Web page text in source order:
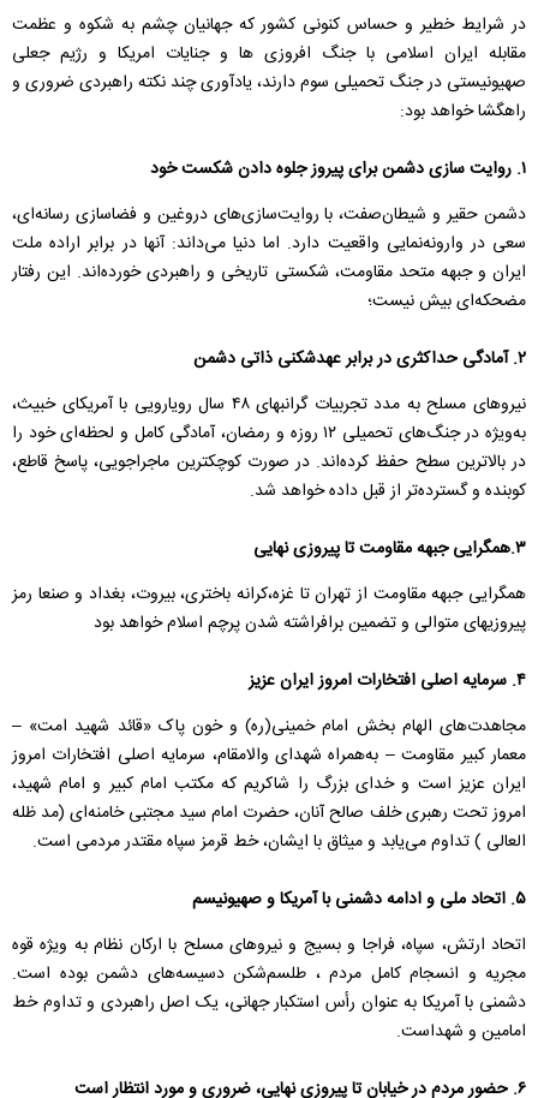
در شرایط خطیر و حساس کنونی کشور که جهانیان چشم به شکوه و عظمت
مقابله ایران اسلامی با جنگ افروزی ها و جنایات امریکا و رژیم جعلی
صهیونیستی در جنگ تحمیلی سوم دارند، یادآوری چند نکته راهبردی ضروری و
راهگشا خواهد بود:
۱. روایت سازی دشمن برای پیروز جلوه دادن شکست خود
دشمن حقیر و شیطان‌صفت، با روایت‌سازی‌های دروغین و فضاسازی رسانه‌ای،
سعی در وارونه‌نمایی واقعیت دارد. اما دنیا می‌داند: آنها در برابر اراده ملت
ایران و جبهه متحد مقاومت، شکستی تاریخی و راهبردی خورده‌اند. این رفتار
مضحکه‌ای بیش نیست؛
۲. آمادگی حداکثری در برابر عهدشکنی ذاتی دشمن
نیروهای مسلح به مدد تجربیات گرانبهای ۴۸ سال رویارویی با آمریکای خبیث،
به‌ویژه در جنگ‌های تحمیلی ۱۲ روزه و رمضان، آمادگی کامل و لحظه‌ای خود را
در بالاترین سطح حفظ کرده‌اند. در صورت کوچکترین ماجراجویی، پاسخ قاطع،
کوبنده و گسترده‌تر از قبل داده خواهد شد.
۳.همگرایی جبهه مقاومت تا پیروزی نهایی
همگرایی جبهه مقاومت از تهران تا غزه،کرانه باختری، بیروت، بغداد و صنعا رمز
پیروزیهای متوالی و تضمین برافراشته شدن پرچم اسلام خواهد بود
۴. سرمایه اصلی افتخارات امروز ایران عزیز
مجاهدت‌های الهام بخش امام خمینی(ره) و خون پاک «قائد شهید امت» –
معمار کبیر مقاومت – به‌همراه شهدای والامقام، سرمایه اصلی افتخارات امروز
ایران عزیز است و خدای بزرگ را شاکریم که مکتب امام کبیر و امام شهید،
امروز تحت رهبری خلف صالح آنان، حضرت امام سید مجتبی خامنه‌ای (مد ظله
العالی ) تداوم می‌یابد و میثاق با ایشان، خط قرمز سپاه مقتدر مردمی است.
۵. اتحاد ملی و ادامه دشمنی با آمریکا و صهیونیسم
اتحاد ارتش، سپاه، فراجا و بسیج و نیروهای مسلح با ارکان نظام به ویژه قوه
مجریه و انسجام کامل مردم ، طلسم‌شکن دسیسه‌های دشمن بوده است.
دشمنی با آمریکا به عنوان رأس استکبار جهانی، یک اصل راهبردی و تداوم خط
امامین و شهداست.
۶. حضور مردم در خیابان تا پیروزی نهایی، ضروری و مورد انتظار است